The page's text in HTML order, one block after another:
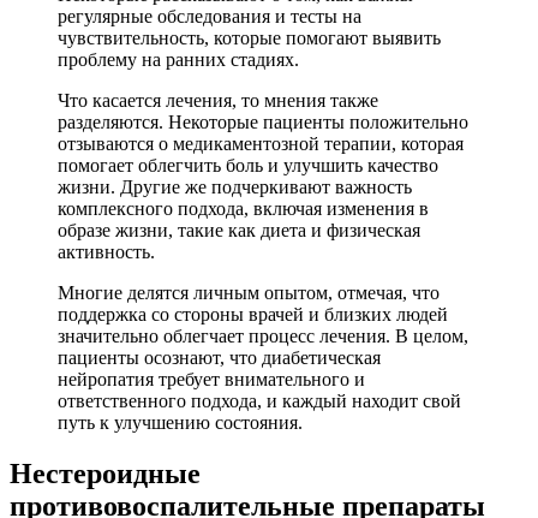
регулярные обследования и тесты на
чувствительность, которые помогают выявить
проблему на ранних стадиях.
Что касается лечения, то мнения также
разделяются. Некоторые пациенты положительно
отзываются о медикаментозной терапии, которая
помогает облегчить боль и улучшить качество
жизни. Другие же подчеркивают важность
комплексного подхода, включая изменения в
образе жизни, такие как диета и физическая
активность.
Многие делятся личным опытом, отмечая, что
поддержка со стороны врачей и близких людей
значительно облегчает процесс лечения. В целом,
пациенты осознают, что диабетическая
нейропатия требует внимательного и
ответственного подхода, и каждый находит свой
путь к улучшению состояния.
Нестероидные
противовоспалительные препараты